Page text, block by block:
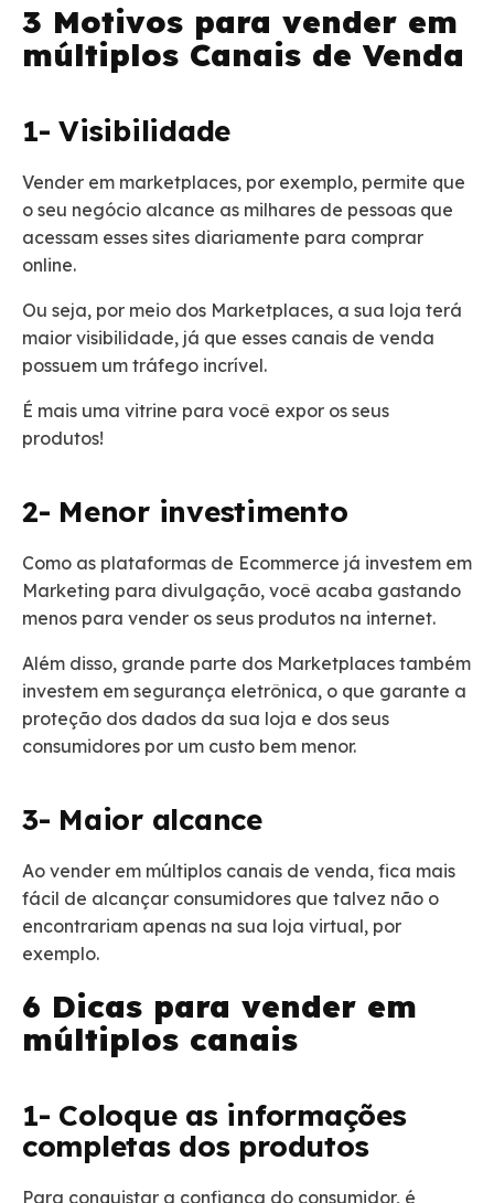
3 Motivos para vender em
múltiplos Canais de Venda
1- Visibilidade
Vender em marketplaces, por exemplo, permite que
o seu negócio alcance as milhares de pessoas que
acessam esses sites diariamente para comprar
online.
Ou seja, por meio dos Marketplaces, a sua loja terá
maior visibilidade, já que esses canais de venda
possuem um tráfego incrível.
É mais uma vitrine para você expor os seus
produtos!
2- Menor investimento
Como as plataformas de Ecommerce já investem em
Marketing para divulgação, você acaba gastando
menos para vender os seus produtos na internet.
Além disso, grande parte dos Marketplaces também
investem em segurança eletrônica, o que garante a
proteção dos dados da sua loja e dos seus
consumidores por um custo bem menor.
3- Maior alcance
Ao vender em múltiplos canais de venda, fica mais
fácil de alcançar consumidores que talvez não o
encontrariam apenas na sua loja virtual, por
exemplo.
6 Dicas para vender em
múltiplos canais
1- Coloque as informações
completas dos produtos
Para conquistar a confiança do consumidor, é